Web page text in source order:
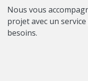
Nous vous
projet avec un
besoins.